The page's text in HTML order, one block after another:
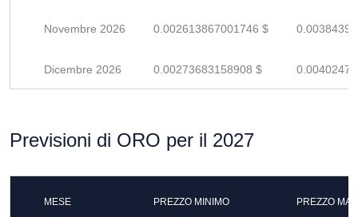
Novembre 2026 0.002613867001746 $
Dicembre 2026 0.00273683158908 $
Previsioni di ORO per il 2027
MESE PREZZO MINIMO PREZZO